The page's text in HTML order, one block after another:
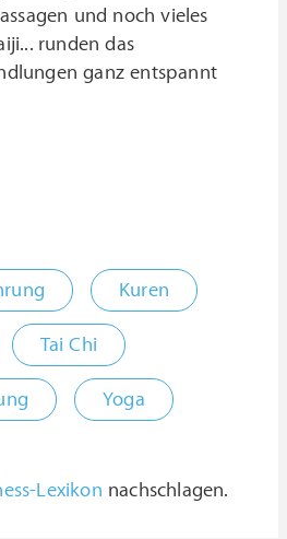
und noch vieles
runden das
ganz entspannt
Kuren
Tai Chi
Yoga
Lexikon nachschlagen.